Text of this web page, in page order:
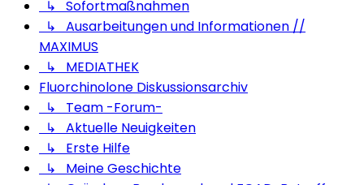
↳ Sofortmaßnahmen
↳ Ausarbeitungen und Informationen //
MAXIMUS
↳ MEDIATHEK
Fluorchinolone Diskussionsarchiv
↳ Team -Forum-
↳ Aktuelle Neuigkeiten
↳ Erste Hilfe
↳ Meine Geschichte